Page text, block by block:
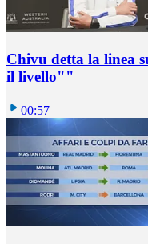
Chivu detta la linea
il livello""
00:57